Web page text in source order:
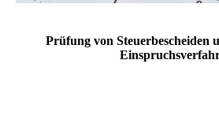
Prüfung von Steuerbescheiden